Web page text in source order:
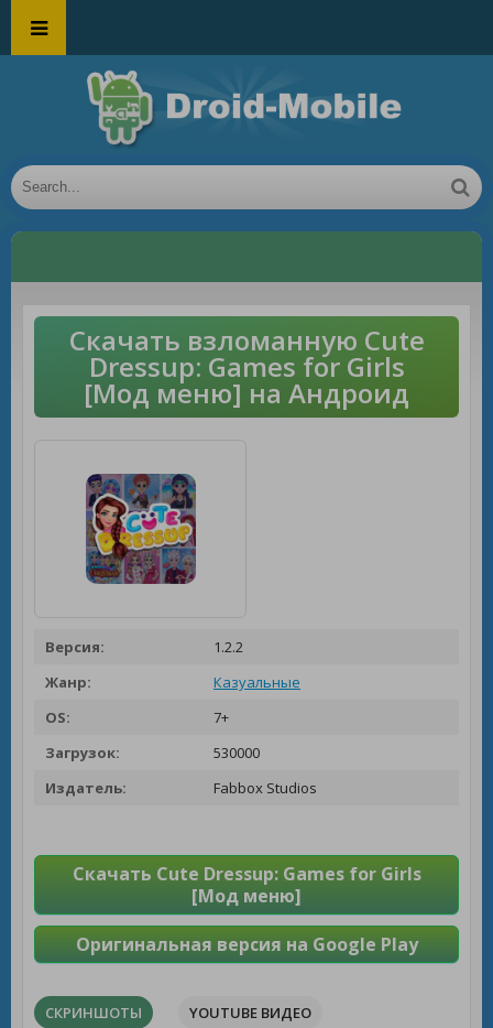
Скачать взломанную Cute
Dressup: Games for Girls
[Мод меню] на Андроид
Версия:
1.2.2
Жанр:
Казуальные
OS:
7+
Загрузок:
530000
Издатель:
Fabbox Studios
Скачать Cute Dressup: Games for Girls
[Мод меню]
Оригинальная версия на Google Play
СКРИНШОТЫ YOUTUBE ВИДЕО